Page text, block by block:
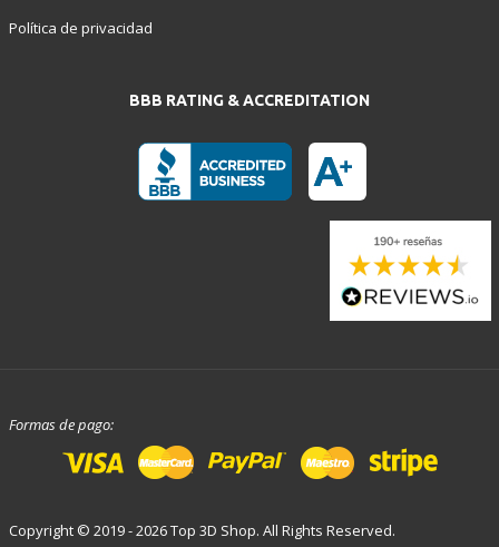
Política de privacidad
BBB RATING & ACCREDITATION
Formas de pago:
Copyright © 2019 - 2026 Top 3D Shop. All Rights Reserved.